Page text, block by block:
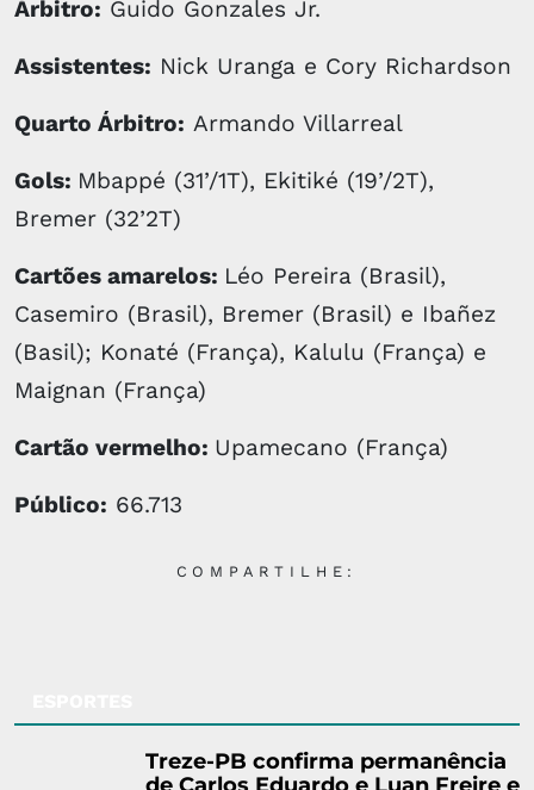
Árbitro: Guido Gonzales Jr.
Assistentes: Nick Uranga e Cory Richardson
Quarto Árbitro: Armando Villarreal
Gols: Mbappé (31’/1T), Ekitiké (19’/2T),
Bremer (32’2T)
Cartões amarelos: Léo Pereira (Brasil),
Casemiro (Brasil), Bremer (Brasil) e Ibañez
(Basil); Konaté (França), Kalulu (França) e
Maignan (França)
Cartão vermelho: Upamecano (França)
Público: 66.713
COMPARTILHE:
Treze-PB confirma permanência
de Carlos Eduardo e Luan Freire e